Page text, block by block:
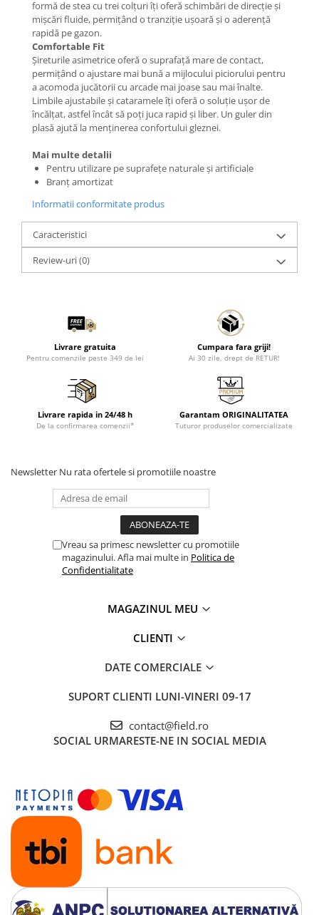
formă de stea cu trei colțuri îți oferă schimbări de direcție și
mișcări fluide, permițând o tranziție ușoară și o aderență
rapidă pe gazon.
Comfortable Fit
Șireturile asimetrice oferă o suprafață mare de contact,
permițând o ajustare mai bună a mijlocului piciorului pentru
a acomoda jucătorii cu arcade mai joase sau mai înalte.
Limbile ajustabile și cataramele îți oferă o soluție ușor de
încălțat, astfel încât să poți juca rapid și liber. Un guler din
plasă ajută la menținerea confortului gleznei.
Mai multe detalii
Pentru utilizare pe suprafețe naturale și artificiale
Branț amortizat
Informatii conformitate produs
Caracteristici
Review-uri(0)
Livrare gratuita
Pentru comenzile peste 349 de lei
Cumpara fara griji!
Ai 30 zile, drept de RETUR!
Livrare rapida in 24/48 h
De la confirmarea comenzii*
Garantam ORIGINALITATEA
Tuturor produselor comercializate
Newsletter Nu rata ofertele si promotiile noastre
Vreau sa primesc newsletter cu promotiile
magazinului. Afla mai multe in Politica de
Confidentialitate
MAGAZINUL MEU
CLIENTI
DATE COMERCIALE
SUPORT CLIENTI LUNI-VINERI 09-17
contact@field.ro
SOCIAL URMARESTE-NE IN SOCIAL MEDIA